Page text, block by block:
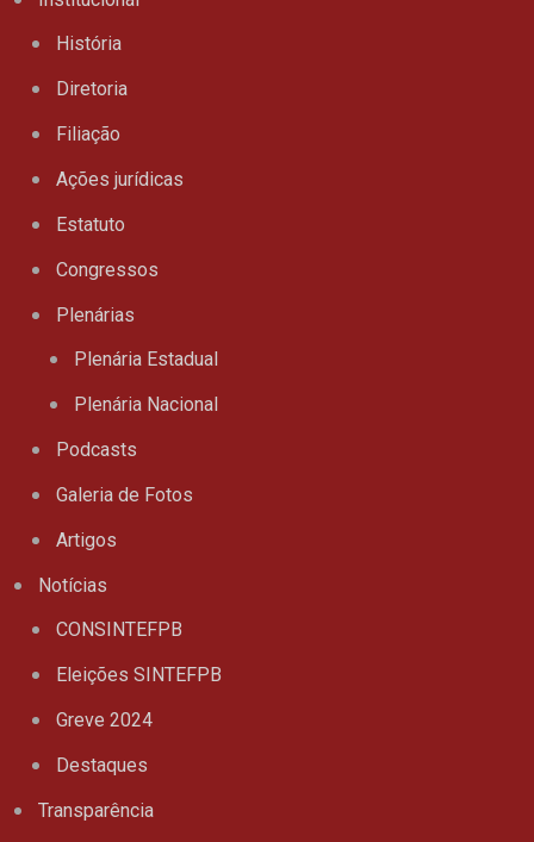
História
Diretoria
Filiação
Ações jurídicas
Estatuto
Congressos
Plenárias
Plenária Estadual
Plenária Nacional
Podcasts
Galeria de Fotos
Artigos
Notícias
CONSINTEFPB
Eleições SINTEFPB
Greve 2024
Destaques
Transparência